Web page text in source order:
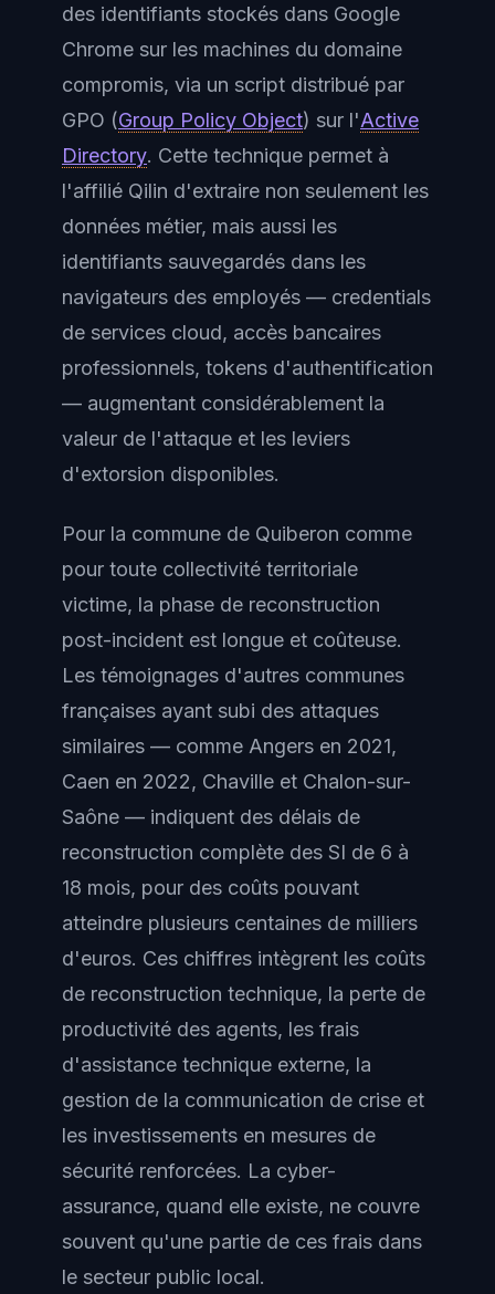
des identifiants stockés dans Google
Chrome sur les machines du domaine
compromis, via un script distribué par
GPO (Group Policy Object) sur l'Active
Directory. Cette technique permet à
l'affilié Qilin d'extraire non seulement les
données métier, mais aussi les
identifiants sauvegardés dans les
navigateurs des employés — credentials
de services cloud, accès bancaires
professionnels, tokens d'authentification
— augmentant considérablement la
valeur de l'attaque et les leviers
d'extorsion disponibles.
Pour la commune de Quiberon comme
pour toute collectivité territoriale
victime, la phase de reconstruction
post-incident est longue et coûteuse.
Les témoignages d'autres communes
françaises ayant subi des attaques
similaires — comme Angers en 2021,
Caen en 2022, Chaville et Chalon-sur-
Saône — indiquent des délais de
reconstruction complète des SI de 6 à
18 mois, pour des coûts pouvant
atteindre plusieurs centaines de milliers
d'euros. Ces chiffres intègrent les coûts
de reconstruction technique, la perte de
productivité des agents, les frais
d'assistance technique externe, la
gestion de la communication de crise et
les investissements en mesures de
sécurité renforcées. La cyber-
assurance, quand elle existe, ne couvre
souvent qu'une partie de ces frais dans
le secteur public local.